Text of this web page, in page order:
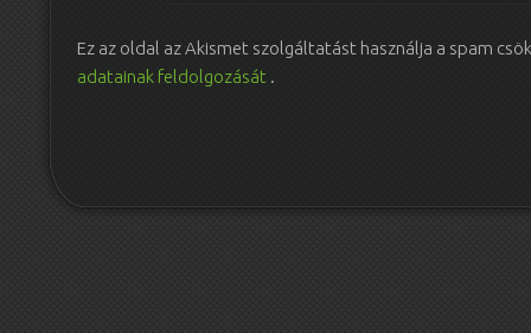
Ez az oldal az Akismet szolgáltatást használja a spam
adatainak feldolgozását .